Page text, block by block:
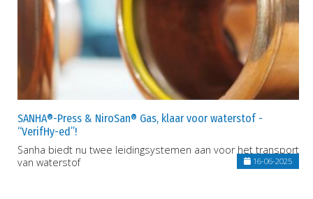
SANHA®-Press & NiroSan® Gas, klaar voor waterstof -
“VerifHy-ed”!
Sanha biedt nu twee leidingsystemen aan voor het transport
van waterstof
16-06-2025